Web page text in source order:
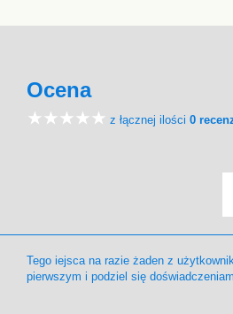
Ocena
z łącznej ilości 0
Tego iejsca na razie żaden z
pierwszym i podziel się